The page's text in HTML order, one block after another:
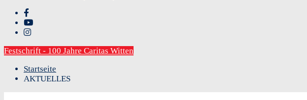
Festschrift - 100 Jahre Caritas Witten
Startseite
AKTUELLES